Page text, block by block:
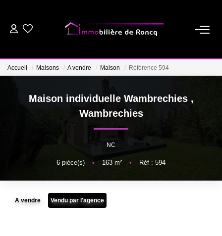
ESTIMER
NOTRE AGENCE
NOS CONSEILS
Accueil Maisons A vendre Maison Référence 594
Maison individuelle Wambrechies ,
Wambrechies
NC
6 pièce(s) • 163 m² • Réf : 594
A vendre Vendu par l'agence